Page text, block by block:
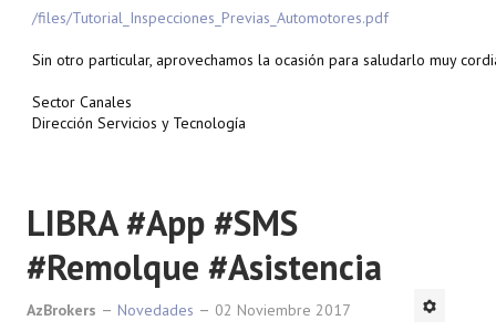
/files/Tutorial_Inspecciones_Previas_Automotores.pdf
Sin otro particular, aprovechamos la ocasión para saludarlo muy
Sector Canales
Dirección Servicios y Tecnología
LIBRA #App #SMS
#Remolque #Asistencia
AzBrokers Novedades 02 Noviembre 2017